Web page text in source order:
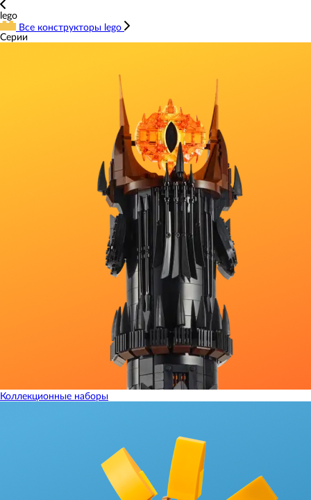
lego
Все конструкторы lego
Серии
Коллекционные наборы